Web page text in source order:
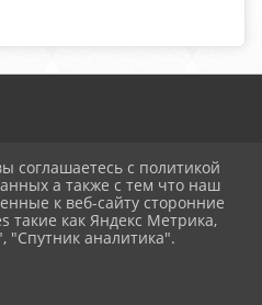
данных
соглашаетесь с политикой
а также с тем что наш
к веб-сайту сторонние
такие как Яндекс Метрика,
"Спутник аналитика".